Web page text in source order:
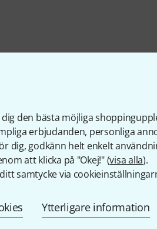
den bästa möjliga
erbjudanden, personliga
dig, godkänn helt enkelt
att klicka på "Okej!" (visa alla).
samtycke via
Ytterligare information